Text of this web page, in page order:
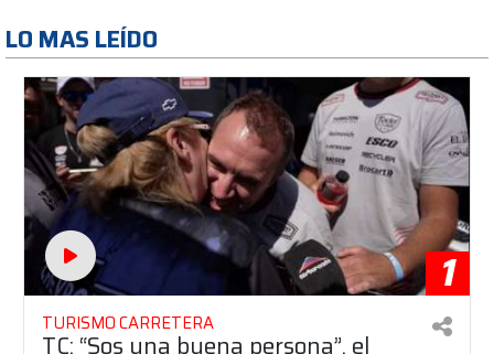
LO MAS LEÍDO
1
TURISMO CARRETERA
TC: “Sos una buena persona”, el